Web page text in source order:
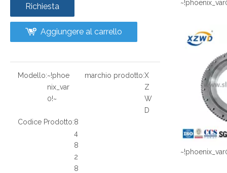
Richiesta
Aggiungere al carrello
Modello:~!phoe
nix_var
0!~
marchio prodotto:X
Z
W
D
Codice Prodotto:8
4
8
2
8